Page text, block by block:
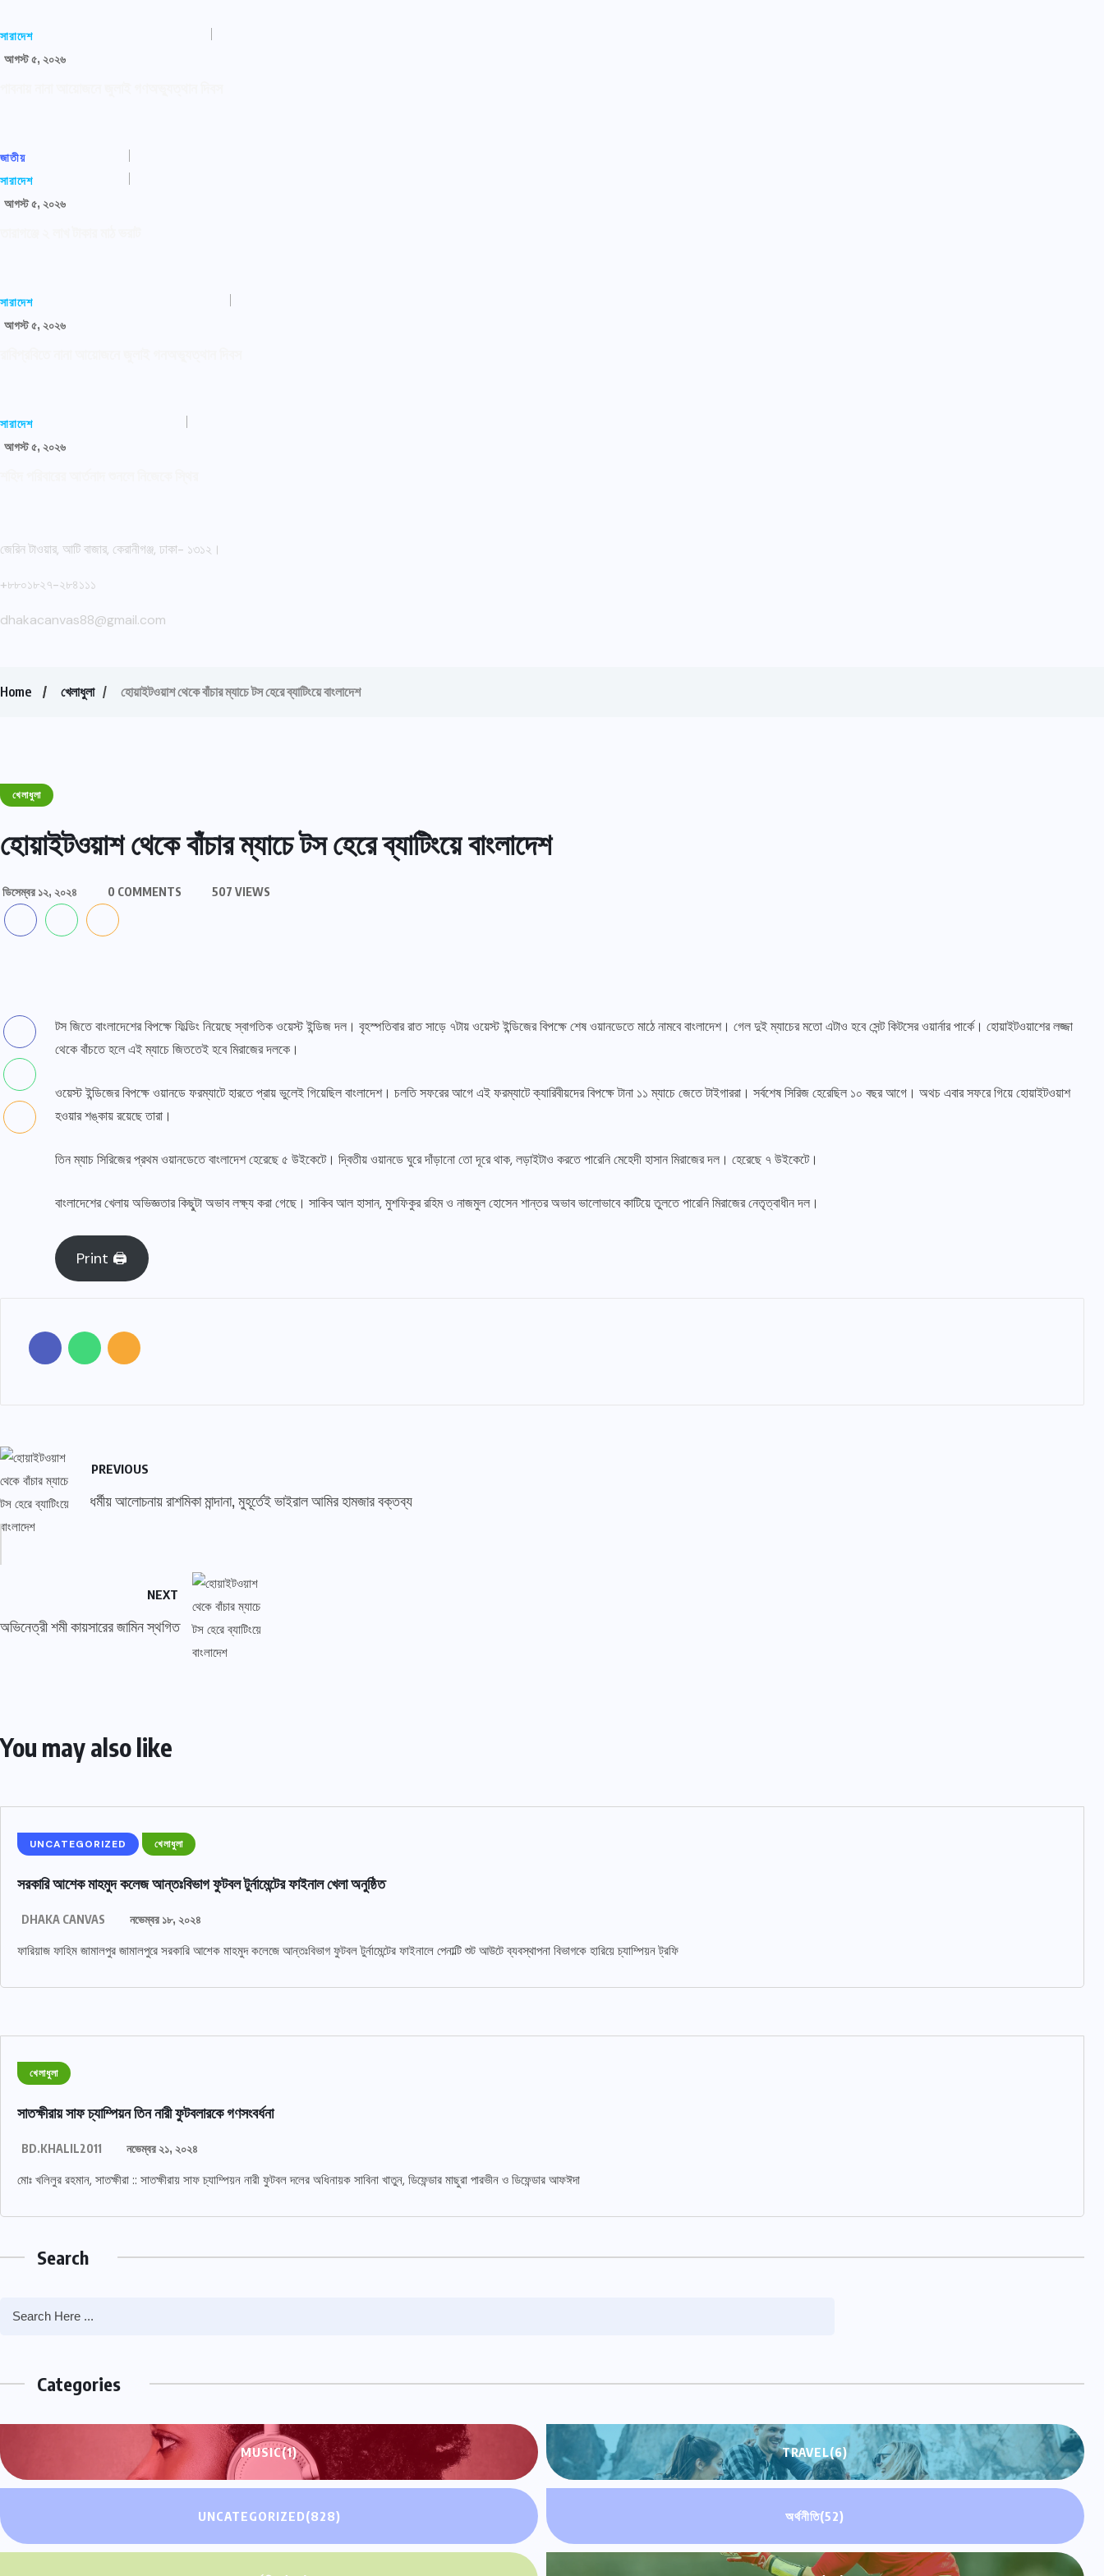
সারাদেশ
আগস্ট ৫, ২০২৬
জাতীয়
সারাদেশ
আগস্ট ৫, ২০২৬
সারাদেশ
আগস্ট ৫, ২০২৬
সারাদেশ
আগস্ট ৫, ২০২৬
জেরিন টাওয়ার, আটি বাজার, কেরানীগঞ্জ, ঢাকা- ১৩১২।
+৮৮০১৮২৭-২৮৪১১১
dhakacanvas88@gmail.com
Home খেলাধুলা হোয়াইটওয়াশ থেকে বাঁচার ম্যাচে টস হেরে ব্যাটিংয়ে বাংলাদেশ
খেলাধুলা
হোয়াইটওয়াশ থেকে বাঁচার ম্যাচে টস হেরে ব্যাটিংয়ে বাংলাদেশ
ডিসেম্বর ১২, ২০২৪ 0 COMMENTS 507 VIEWS
টস জিতে বাংলাদেশের বিপক্ষে ফিল্ডিং নিয়েছে স্বাগতিক ওয়েস্ট ইন্ডিজ দল। বৃহস্পতিবার রাত সাড়ে ৭টায় ওয়েস্ট ইন্ডিজের বিপক্ষে শেষ ওয়ানডেতে মাঠে নামবে বাংলাদেশ। গেল দুই ম্যাচের মতো এটাও হবে সেন্ট কিটসের ওয়ার্নার পার্কে। হোয়াইটওয়াশের লজ্জা
থেকে বাঁচতে হলে এই ম্যাচে জিততেই হবে মিরাজের দলকে।
ওয়েস্ট ইন্ডিজের বিপক্ষে ওয়ানডে ফরম্যাটে হারতে প্রায় ভুলেই গিয়েছিল বাংলাদেশ। চলতি সফরের আগে এই ফরম্যাটে ক্যারিবীয়দের বিপক্ষে টানা ১১ ম্যাচে জেতে টাইগাররা। সর্বশেষ সিরিজ হেরেছিল ১০ বছর আগে। অথচ এবার সফরে গিয়ে হোয়াইটওয়াশ
হওয়ার শঙ্কায় রয়েছে তারা।
তিন ম্যাচ সিরিজের প্রথম ওয়ানডেতে বাংলাদেশ হেরেছে ৫ উইকেটে। দ্বিতীয় ওয়ানডে ঘুরে দাঁড়ানো তো দূরে থাক, লড়াইটাও করতে পারেনি মেহেদী হাসান মিরাজের দল। হেরেছে ৭ উইকেটে।
বাংলাদেশের খেলায় অভিজ্ঞতার কিছু্টা অভাব লক্ষ্য করা গেছে। সাকিব আল হাসান, মুশফিকুর রহিম ও নাজমুল হোসেন শান্তর অভাব ভালোভাবে কাটিয়ে তুলতে পারেনি মিরাজের নেতৃত্বাধীন দল।
Print 🖨
PREVIOUS
ধর্মীয় আলোচনায় রাশমিকা মান্দানা, মুহূর্তেই ভাইরাল আমির হামজার বক্তব্য
NEXT
অভিনেত্রী শমী কায়সারের জামিন স্থগিত
You may also like
UNCATEGORIZED খেলাধুলা
সরকারি আশেক মাহমুদ কলেজ আন্তঃবিভাগ ফুটবল টুর্নামেন্টের ফাইনাল খেলা অনুষ্ঠিত
DHAKA CANVAS নভেম্বর ১৮, ২০২৪
ফারিয়াজ ফাহিম জামালপুর জামালপুরে সরকারি আশেক মাহমুদ কলেজে আন্তঃবিভাগ ফুটবল টুর্নামেন্টের ফাইনালে পেনাল্টি শুট আউটে ব্যবস্থাপনা বিভাগকে হারিয়ে চ্যাম্পিয়ন ট্রফি
খেলাধুলা
সাতক্ষীরায় সাফ চ্যাম্পিয়ন তিন নারী ফুটবলারকে গণসংবর্ধনা
BD.KHALIL2011 নভেম্বর ২১, ২০২৪
মোঃ খলিলুর রহমান, সাতক্ষীরা :: সাতক্ষীরায় সাফ চ্যাম্পিয়ন নারী ফুটবল দলের অধিনায়ক সাবিনা খাতুন, ডিফেন্ডার মাছুরা পারভীন ও ডিফেন্ডার আফঈদা
Search
Categories
MUSIC(1) TRAVEL (6)
UNCATEGORIZED(828) অর্থনীতি(52)